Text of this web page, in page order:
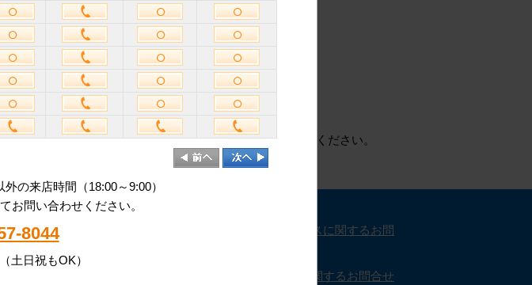
の来店時間（18:00～9:00）
お問い合わせください。
8044
土日祝もOK）
に同意して完了する
する
めに、SSL（暗号化通信）を使用しております。
手続きができません。ブラウザで、Cookieを有効にしてください。
れ
利用まで
サービスに関するお問
取材に関するお問合せ